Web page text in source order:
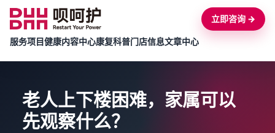
服务项目健康内容中心康复科普门店信息文章中心
立即咨询 →
老人上下楼困难，家属可以
先观察什么？